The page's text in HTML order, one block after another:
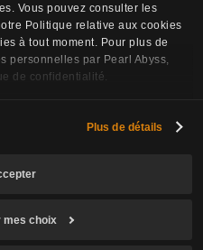
Vous pouvez consulter les
Politique relative aux cookies
à tout moment. Pour plus de
personnelles par Pearl Abyss,
de confidentialité.
Plus de détails
mes choix